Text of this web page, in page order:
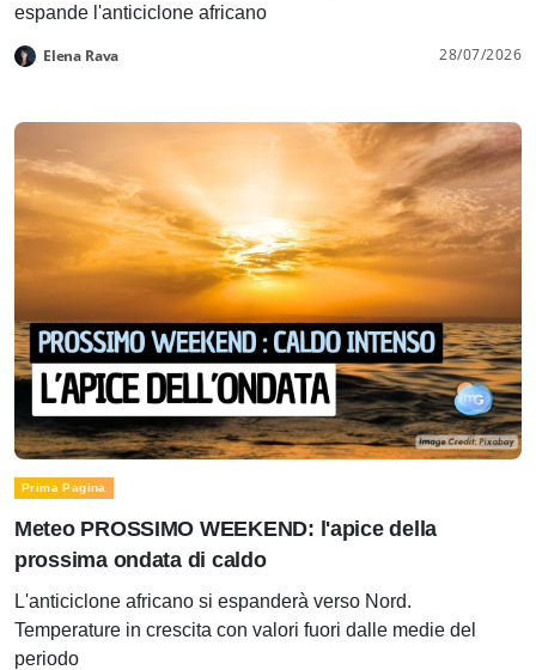
espande l'anticiclone africano
Elena Rava 28/07/2026
Prima Pagina
Meteo PROSSIMO WEEKEND: l'apice della
prossima ondata di caldo
L'anticiclone africano si espanderà verso Nord.
Temperature in crescita con valori fuori dalle medie del
periodo